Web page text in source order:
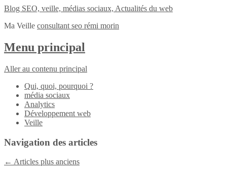
Blog SEO, veille, médias sociaux, Actualités du web
Ma Veille consultant seo rémi morin
Menu principal
Aller au contenu principal
Qui, quoi, pourquoi ?
média sociaux
Analytics
Développement web
Veille
Navigation des articles
← Articles plus anciens